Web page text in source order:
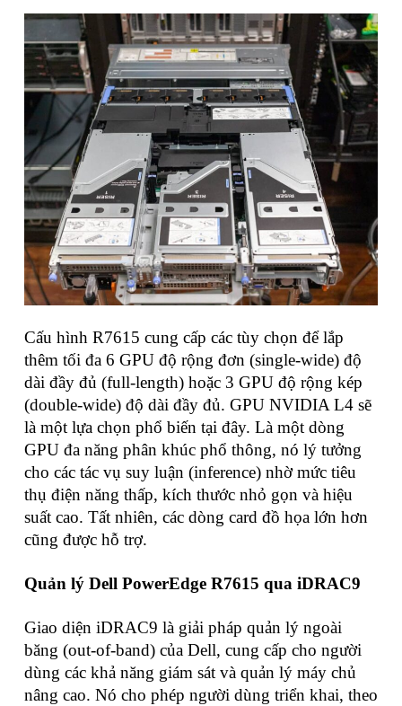
Cấu hình R7615 cung cấp các tùy chọn để lắp
thêm tối đa 6 GPU độ rộng đơn (single-wide) độ
dài đầy đủ (full-length) hoặc 3 GPU độ rộng kép
(double-wide) độ dài đầy đủ. GPU NVIDIA L4 sẽ
là một lựa chọn phổ biến tại đây. Là một dòng
GPU đa năng phân khúc phổ thông, nó lý tưởng
cho các tác vụ suy luận (inference) nhờ mức tiêu
thụ điện năng thấp, kích thước nhỏ gọn và hiệu
suất cao. Tất nhiên, các dòng card đồ họa lớn hơn
cũng được hỗ trợ.
Quản lý Dell PowerEdge R7615 qua iDRAC9
Giao diện iDRAC9 là giải pháp quản lý ngoài
băng (out-of-band) của Dell, cung cấp cho người
dùng các khả năng giám sát và quản lý máy chủ
nâng cao. Nó cho phép người dùng triển khai, theo